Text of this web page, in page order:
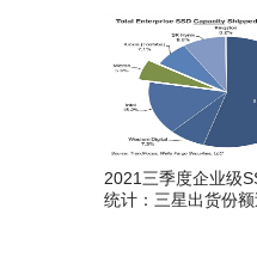
2021三季度企业级
统计：三星出货份